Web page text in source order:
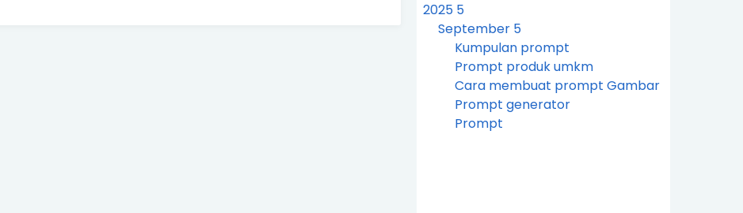
2025 5
September 5
Kumpulan prompt
Prompt produk umkm
Cara membuat prompt Gambar
Prompt generator
Prompt